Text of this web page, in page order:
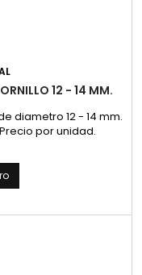
12 - 14 MM.
diametro 12 - 14 mm.
por unidad.